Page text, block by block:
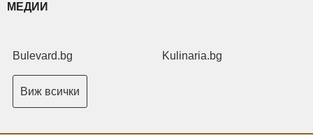
МЕДИИ
Bulevard.bg Kulinaria.bg
Виж всички